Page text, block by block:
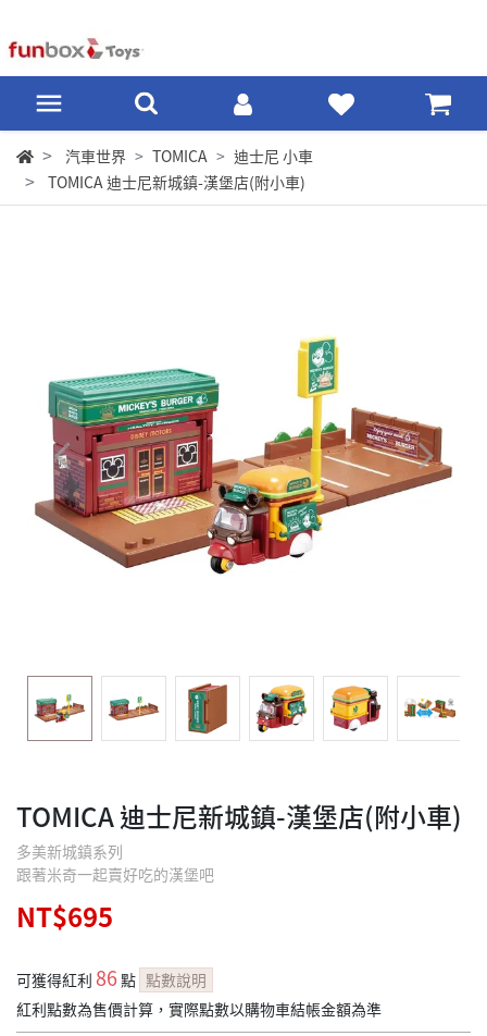
汽車世界 TOMICA
迪士尼 小車
TOMICA 迪士尼新城鎮-漢堡店(附小車)
TOMICA 迪士尼新城鎮-漢堡店(附小車)
多美新城鎮系列
跟著米奇一起賣好吃的漢堡吧
NT$695
可獲得紅利 86點 點數說明
紅利點數為售價計算，實際點數以購物車結帳金額為準